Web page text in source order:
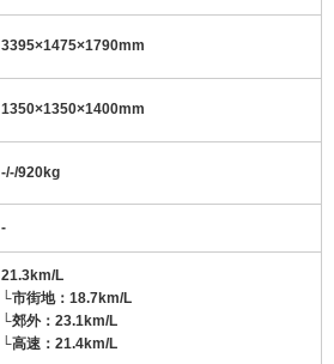
3395×1475×1790mm
1350×1350×1400mm
-/-/920kg
-
21.3km/L
└市街地：18.7km/L
└郊外：23.1km/L
└高速：21.4km/L